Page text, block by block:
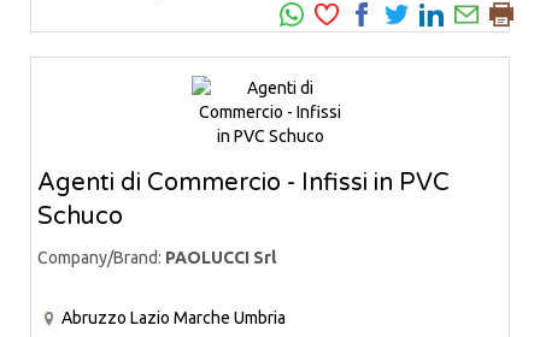
Agenti di Commercio - Infissi in PVC
Schuco
Company/Brand: PAOLUCCI Srl
Abruzzo Lazio Marche Umbria